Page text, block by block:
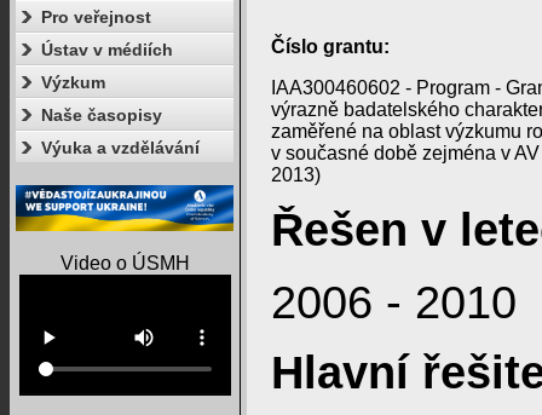
Pro veřejnost
Ústav v médiích
Výzkum
Naše časopisy
Výuka a vzdělávání
Video o ÚSMH
Číslo grantu:
IAA300460602 - Program -
výrazně badatelského
zaměřené na oblast výzkumu
v současné době zejména v
2013)
Řešen v
2006 - 2010
Hlavní